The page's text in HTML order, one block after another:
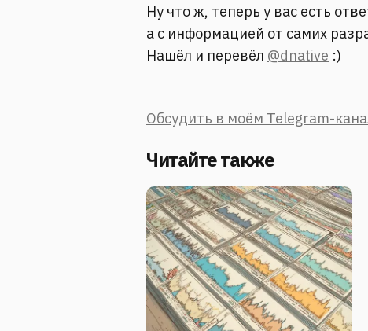
Ну что ж, теперь у вас есть
а с информацией от самих
Нашёл и перевёл @dnative :)
Обсудить в моём Telegram-
Читайте также